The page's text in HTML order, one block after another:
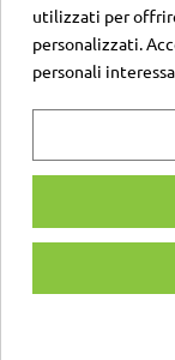
Il negozio
Contatti
Registrati
P.IVA
utilizzati per
personalizzati.
personali